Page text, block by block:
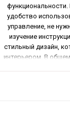
удобство
управление, не
изучение
стильный дизайн,
интерьером. В